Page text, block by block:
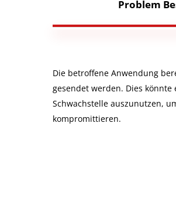
Problem
Die betroffene Anwendung
gesendet werden. Dies
Schwachstelle auszunutzen,
kompromittieren.